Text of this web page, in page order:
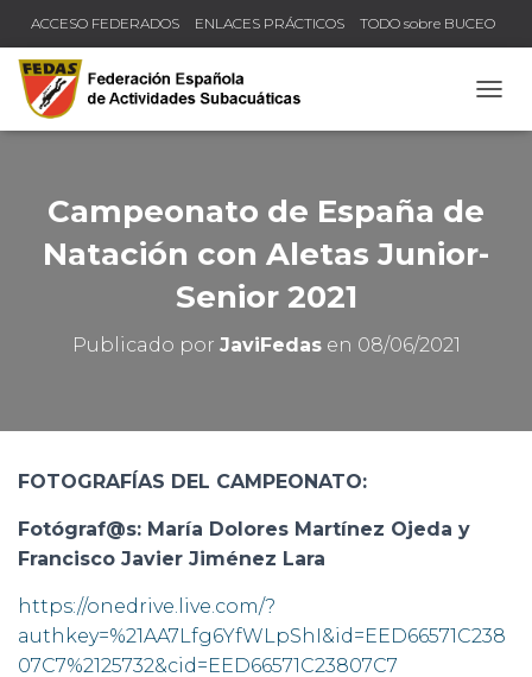
ACCESO FEDERADOS ENLACES PRÁCTICOS TODO sobre BUCEO
COMPRUEBA TU TÍTULO Y LICENCIA
Campeonato de España de
Natación con Aletas Junior-
Senior 2021
Publicado por JaviFedasen 08/06/2021
FOTOGRAFÍAS DEL CAMPEONATO:
Fotógraf@s: María Dolores Martínez Ojeda y
Francisco Javier Jiménez Lara
https://onedrive.live.com/?
authkey=%21AA7Lfg6YfWLpShI&id=EED66571C238
07C7%2125732&cid=EED66571C23807C7